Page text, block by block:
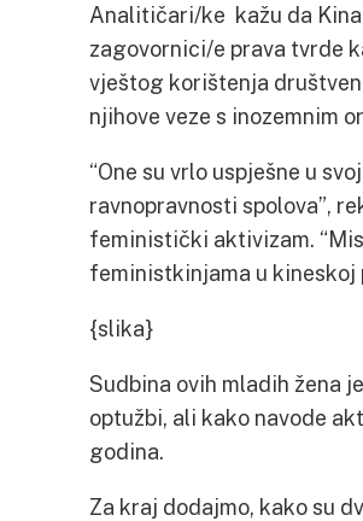
Analitičari/ke kažu da
zagovornici/e prava tvrde
vještog korištenja
njihove veze s inozemnim
“One su vrlo uspješne u
ravnopravnosti spolova”,
feministički aktivizam.
feministkinjama u kineskoj
{slika}
Sudbina ovih mladih žena
optužbi, ali kako navode
godina.
Za kraj dodajmo, kako su